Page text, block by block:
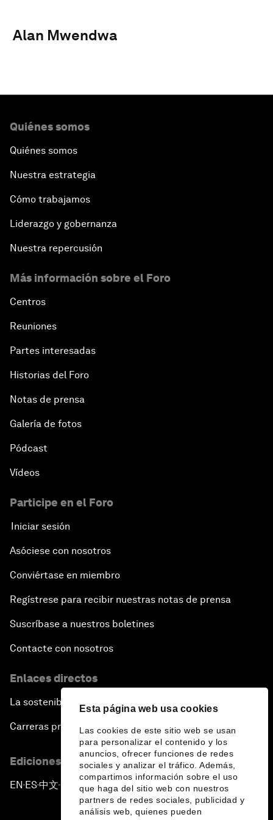
Esta página web usa cookies
Las cookies de este sitio web se usan
para personalizar el contenido y los
anuncios, ofrecer funciones de redes
sociales y analizar el tráfico. Además,
compartimos información sobre el uso
que haga del sitio web con nuestros
partners de redes sociales, publicidad y
análisis web, quienes pueden
Alan Mwendwa
Quiénes somos
Quiénes somos
Nuestra estrategia
Cómo trabajamos
Liderazgo y gobernanza
Nuestra repercusión
Más información sobre el Foro
Centros
Reuniones
Partes interesadas
Historias del Foro
Notas de prensa
Galería de fotos
Pódcast
Vídeos
Participe en el Foro
Iniciar sesión
Asóciese con nosotros
Conviértase en miembro
Regístrese para recibir nuestras notas de prensa
Suscríbase a nuestros boletines
Contacte con nosotros
Enlaces directos
La sostenibilidad en el Foro
Carreras profesionales
Ediciones en otros idiomas
EN ▪ES▪中文▪ 日本語